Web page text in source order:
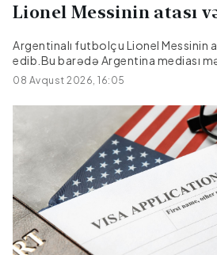
Lionel Messinin atası
Argentinalı futbolçu Lionel Messinin
edib.Bu barədə Argentina mediası
Messi müalicə olunduğu xəstəxanada
dəyişib.Onun səhhətində bir
bildirilir.
08 Avqust 2026, 16:05